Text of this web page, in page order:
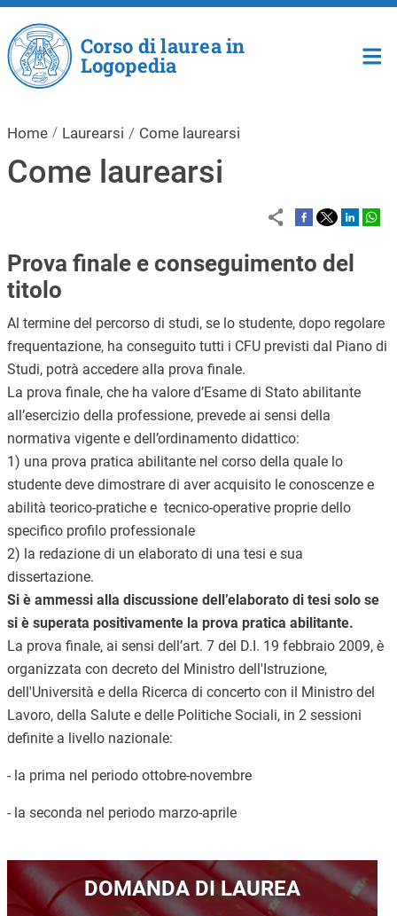
Salta al contenuto principale
Corso di laurea in
Logopedia
Home Laurearsi Come laurearsi
Come laurearsi
Prova finale e conseguimento del
titolo
Al termine del percorso di studi, se lo studente, dopo regolare
frequentazione, ha conseguito tutti i CFU previsti dal Piano di
Studi, potrà accedere alla prova finale.
La prova finale, che ha valore d’Esame di Stato abilitante
all’esercizio della professione, prevede ai sensi della
normativa vigente e dell’ordinamento didattico:
1) una prova pratica abilitante nel corso della quale lo
studente deve dimostrare di aver acquisito le conoscenze e
abilità teorico-pratiche e tecnico-operative proprie dello
specifico profilo professionale
2) la redazione di un elaborato di una tesi e sua
dissertazione.
Si è ammessi alla discussione dell’elaborato di tesi solo se
si è superata positivamente la prova pratica abilitante.
La prova finale, ai sensi dell’art. 7 del D.I. 19 febbraio 2009, è
organizzata con decreto del Ministro dell'Istruzione,
dell'Università e della Ricerca di concerto con il Ministro del
Lavoro, della Salute e delle Politiche Sociali, in 2 sessioni
definite a livello nazionale:
- la prima nel periodo ottobre-novembre
- la seconda nel periodo marzo-aprile
Immagine
DOMANDA DI LAUREA